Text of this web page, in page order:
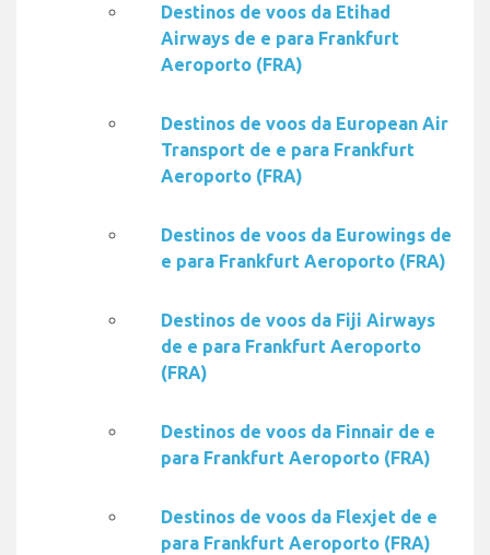
Destinos de voos da Etihad
Airways de e para Frankfurt
Aeroporto (FRA)
Destinos de voos da European Air
Transport de e para Frankfurt
Aeroporto (FRA)
Destinos de voos da Eurowings de
e para Frankfurt Aeroporto (FRA)
Destinos de voos da Fiji Airways
de e para Frankfurt Aeroporto
(FRA)
Destinos de voos da Finnair de e
para Frankfurt Aeroporto (FRA)
Destinos de voos da Flexjet de e
para Frankfurt Aeroporto (FRA)